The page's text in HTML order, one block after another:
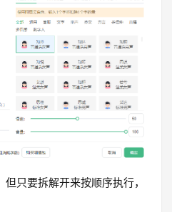
只要拆解开来按顺序执行，